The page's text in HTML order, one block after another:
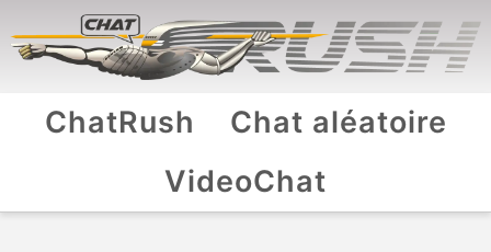
ChatRush
Chat aléatoire
VideoChat